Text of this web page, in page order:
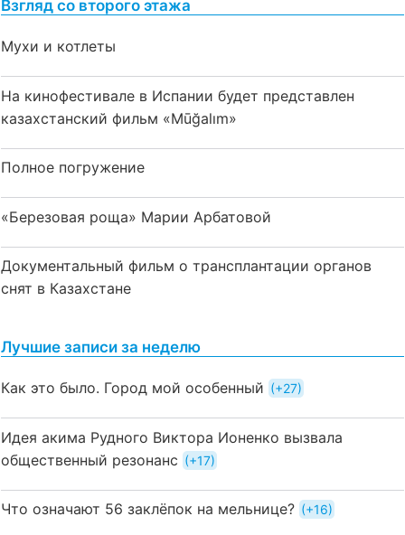
Взгляд со второго этажа
Мухи и котлеты
На кинофестивале в Испании будет представлен
казахстанский фильм «Mūğalım»
Полное погружение
«Березовая роща» Марии Арбатовой
Документальный фильм о трансплантации органов
снят в Казахстане
Лучшие записи за неделю
Как это было. Город мой особенный +27
Идея акима Рудного Виктора Ионенко вызвала
общественный резонанс
+17
Что означают 56 заклёпок на мельнице? +16